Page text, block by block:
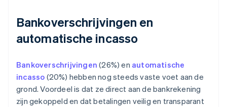
Bankoverschrijvingen en
automatische incasso
Bankoverschrijvingen (26%) en automatische
incasso (20%) hebben nog steeds vaste voet aan de
grond. Voordeel is dat ze direct aan de bankrekening
zijn gekoppeld en dat betalingen veilig en transparant